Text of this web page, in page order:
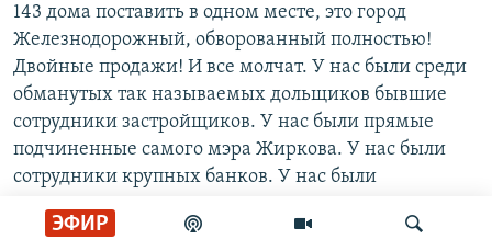
ЭФИР
143 дома поставить в одном месте, это город
Железнодорожный, обворованный полностью!
Двойные продажи! И все молчат. У нас были среди
обманутых так называемых дольщиков бывшие
сотрудники застройщиков. У нас были прямые
подчиненные самого мэра Жиркова. У нас были
сотрудники крупных банков. У нас были
сотрудники юридических контор, которые всю эту
подноготную кухню знают полностью изнутри. А я